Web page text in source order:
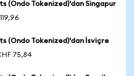
(Ondo Tokenized)'dan Singapur
(Ondo Tokenized)'dan İsviçre
75,84